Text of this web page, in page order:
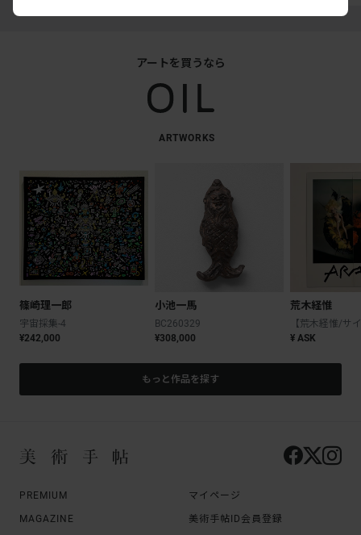
アートを買うなら
ARTWORKS
篠崎理一郎
宇宙採集-4
¥242,000
小池一馬
BC260329
¥308,000
荒木経惟
¥ ASK
もっと作品を探す
PREMIUM
MAGAZINE
マイページ
美術手帖ID会員登録